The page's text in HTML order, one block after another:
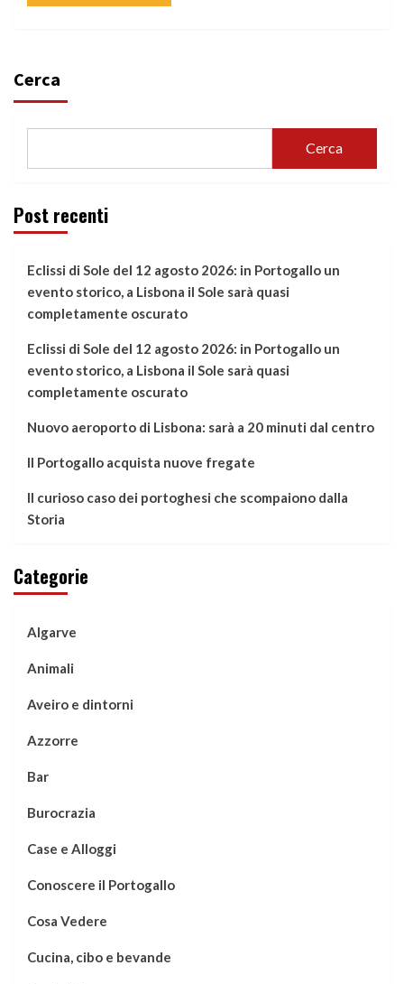
Cerca
Cerca
Post recenti
Eclissi di Sole del 12 agosto 2026: in Portogallo un
evento storico, a Lisbona il Sole sarà quasi
completamente oscurato
Eclissi di Sole del 12 agosto 2026: in Portogallo un
evento storico, a Lisbona il Sole sarà quasi
completamente oscurato
Nuovo aeroporto di Lisbona: sarà a 20 minuti dal centro
Il Portogallo acquista nuove fregate
Il curioso caso dei portoghesi che scompaiono dalla
Storia
Categorie
Algarve
Animali
Aveiro e dintorni
Azzorre
Bar
Burocrazia
Case e Alloggi
Conoscere il Portogallo
Cosa Vedere
Cucina, cibo e bevande